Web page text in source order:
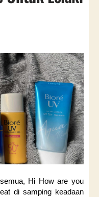
Hi How are you
di samping keadaan